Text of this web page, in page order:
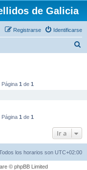
de Galicia
Identificarse
Registrarse
Página 1 de 1
Página 1 de 1
Ir a
los horarios son UTC+02:00
© phpBB Limited